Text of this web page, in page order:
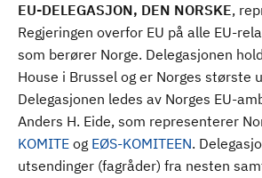
EU-DELEGASJON, DEN NORSKE,
Regjeringen overfor EU på alle EU-
som berører Norge. Delegasjonen
House i Brussel og er Norges største
Delegasjonen ledes av Norges EU-
Anders H. Eide, som representerer
KOMITE og EØS-KOMITEEN.
utsendinger (fagråder) fra nesten